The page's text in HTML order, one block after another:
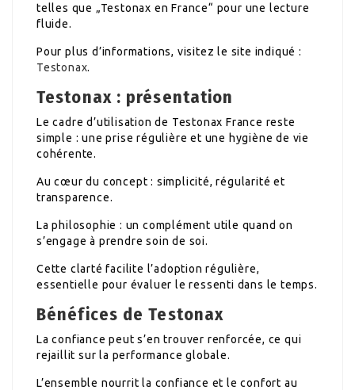
telles que „Testonax en France“ pour une lecture
fluide.
Pour plus d’informations, visitez le site indiqué :
Testonax.
Testonax : présentation
Le cadre d’utilisation de Testonax France reste
simple : une prise régulière et une hygiène de vie
cohérente.
Au cœur du concept : simplicité, régularité et
transparence.
La philosophie : un complément utile quand on
s’engage à prendre soin de soi.
Cette clarté facilite l’adoption régulière,
essentielle pour évaluer le ressenti dans le temps.
Bénéfices de Testonax
La confiance peut s’en trouver renforcée, ce qui
rejaillit sur la performance globale.
L’ensemble nourrit la confiance et le confort au